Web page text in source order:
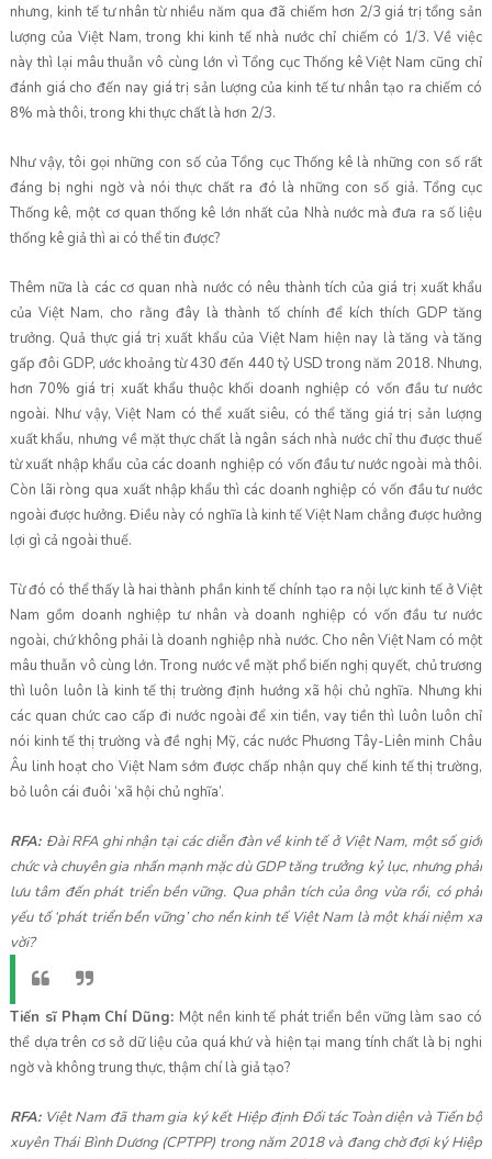
nhưng, kinh tế tư nhân từ nhiều năm qua đã chiếm hơn 2/3 giá trị tổng sản
lượng của Việt Nam, trong khi kinh tế nhà nước chỉ chiếm có 1/3. Về việc
này thì lại mâu thuẫn vô cùng lớn vì Tổng cục Thống kê Việt Nam cũng chỉ
đánh giá cho đến nay giá trị sản lượng của kinh tế tư nhân tạo ra chiếm có
8% mà thôi, trong khi thực chất là hơn 2/3.
Như vậy, tôi gọi những con số của Tổng cục Thống kê là những con số rất
đáng bị nghi ngờ và nói thực chất ra đó là những con số giả. Tổng cục
Thống kê, một cơ quan thống kê lớn nhất của Nhà nước mà đưa ra số liệu
thống kê giả thì ai có thể tin được?
Thêm nữa là các cơ quan nhà nước có nêu thành tích của giá trị xuất khẩu
của Việt Nam, cho rằng đây là thành tố chính để kích thích GDP tăng
trưởng. Quả thực giá trị xuất khẩu của Việt Nam hiện nay là tăng và tăng
gấp đôi GDP, ước khoảng từ 430 đến 440 tỷ USD trong năm 2018. Nhưng,
hơn 70% giá trị xuất khẩu thuộc khối doanh nghiệp có vốn đầu tư nước
ngoài. Như vậy, Việt Nam có thể xuất siêu, có thể tăng giá trị sản lượng
xuất khẩu, nhưng về mặt thực chất là ngân sách nhà nước chỉ thu được thuế
từ xuất nhập khẩu của các doanh nghiệp có vốn đầu tư nước ngoài mà thôi.
Còn lãi ròng qua xuất nhập khẩu thì các doanh nghiệp có vốn đầu tư nước
ngoài được hưởng. Điều này có nghĩa là kinh tế Việt Nam chẳng được hưởng
lợi gì cả ngoài thuế.
Từ đó có thể thấy là hai thành phần kinh tế chính tạo ra nội lực kinh tế ở Việt
Nam gồm doanh nghiệp tư nhân và doanh nghiệp có vốn đầu tư nước
ngoài, chứ không phải là doanh nghiệp nhà nước. Cho nên Việt Nam có một
mâu thuẫn vô cùng lớn. Trong nước về mặt phổ biến nghị quyết, chủ trương
thì luôn luôn là kinh tế thị trường định hướng xã hội chủ nghĩa. Nhưng khi
các quan chức cao cấp đi nước ngoài để xin tiền, vay tiền thì luôn luôn chỉ
nói kinh tế thị trường và đề nghị Mỹ, các nước Phương Tây-Liên minh Châu
Âu linh hoạt cho Việt Nam sớm được chấp nhận quy chế kinh tế thị trường,
bỏ luôn cái đuôi ‘xã hội chủ nghĩa’.
RFA: Đài RFA ghi nhận tại các diễn đàn về kinh tế ở Việt Nam, một số giới
chức và chuyên gia nhấn mạnh mặc dù GDP tăng trưởng kỷ lục, nhưng phải
lưu tâm đến phát triển bền vững. Qua phân tích của ông vừa rồi, có phải
yếu tố ‘phát triển bền vững’ cho nền kinh tế Việt Nam là một khái niệm xa
vời?
Tiến sĩ Phạm Chí Dũng: Một nền kinh tế phát triển bền vững làm sao có
thể dựa trên cơ sở dữ liệu của quá khứ và hiện tại mang tính chất là bị nghi
ngờ và không trung thực, thậm chí là giả tạo?
RFA: Việt Nam đã tham gia ký kết Hiệp định Đối tác Toàn diện và Tiến bộ
xuyên Thái Bình Dương (CPTPP) trong năm 2018 và đang chờ đợi ký Hiệp